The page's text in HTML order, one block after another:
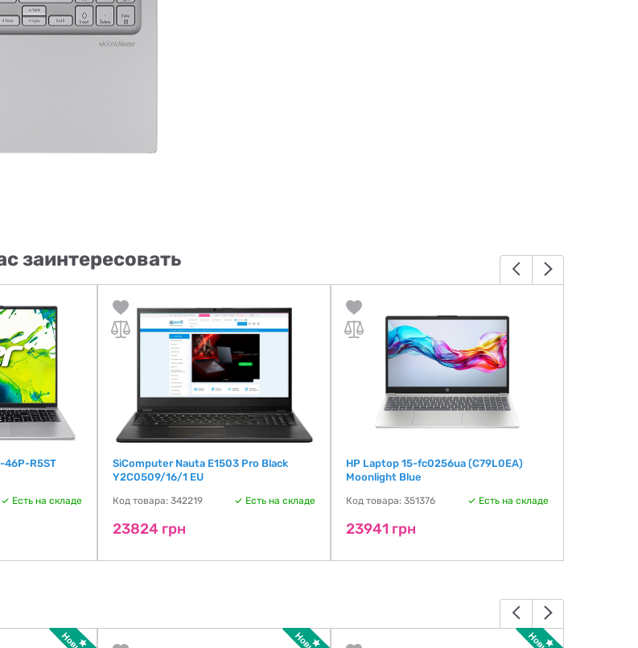
заинтересовать
46P-R5ST
Есть на складе
SiComputer Nauta E1503 Pro Black
Y2C0509/16/1 EU
Код товара: 342219 Есть на складе
23824 грн
HP Laptop 15-fc0256ua (C79L0EA)
Moonlight Blue
Код товара: 351376 Есть на складе
23941 грн